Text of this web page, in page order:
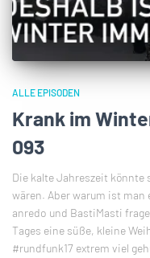
ALLE EPISODEN
Krank im
093
Die kalte Jahreszeit könnte
wären. Aber warum ist
anredo und BastiMasti
Tages eine süße, kleine
#rundfunk17 extrem viel